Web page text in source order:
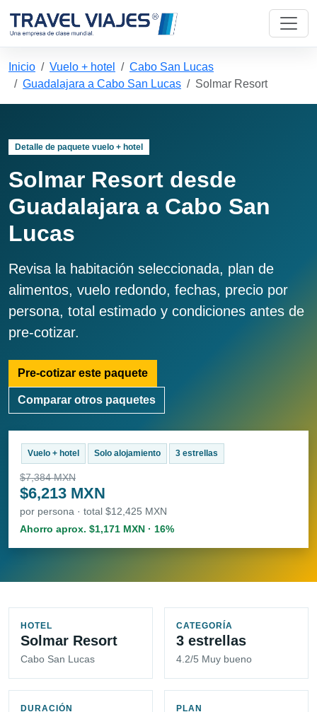
Inicio Vuelo + hotel
Cabo San Lucas
Guadalajara a Cabo San Lucas
Solmar Resort
Detalle de paquete vuelo + hotel
Solmar Resort desde
Guadalajara a Cabo San
Lucas
Revisa la habitación seleccionada, plan de
alimentos, vuelo redondo, fechas, precio por
persona, total estimado y condiciones antes de
pre-cotizar.
Pre-cotizar este paquete
Comparar otros paquetes
Vuelo + hotel Solo alojamiento 3 estrellas
$7,384 MXN
$6,213 MXN
por persona · total $12,425 MXN
Ahorro aprox. $1,171 MXN · 16%
HOTEL
Solmar Resort
Cabo San Lucas
CATEGORÍA
3 estrellas
4.2/5 Muy bueno
DURACIÓN PLAN